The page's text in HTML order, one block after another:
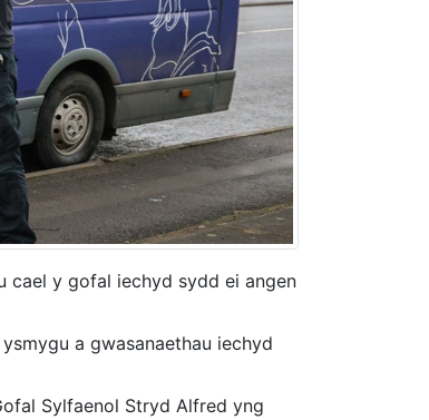
cael y gofal iechyd sydd ei angen
a gwasanaethau iechyd
Sylfaenol Stryd Alfred yng